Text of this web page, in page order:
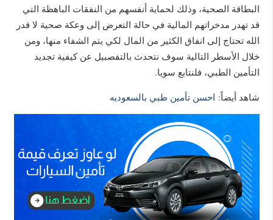
البطاقة الصحية، وذلك لحماية أنفسهم من النفقات الباهظة التي
قد تهدر مدخراتهم المالية في حالة التعرض إلى وعكة صحية لا قدر
الله تحتاج إلى انفاق الكثير من المال لكي يتم الشفاء منها، ومن
خلال الأسطر التالية سوف نتحدث بالتفصبيل عن كيفية تجديد
التأمين الطبي، فلنتابع سويا.
شاهد أيضاً: احسن تأمين طبي بالسعوديه